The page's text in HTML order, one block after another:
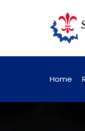
künftig online
Home